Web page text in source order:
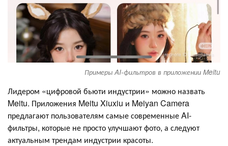
Примеры AI-фильтров в приложении Meitu
Лидером «цифровой бьюти индустрии» можно назвать
Meitu. Приложения Meitu Xiuxiu и Meiyan Camera
предлагают пользователям самые современные AI-
фильтры, которые не просто улучшают фото, а следуют
актуальным трендам индустрии красоты.